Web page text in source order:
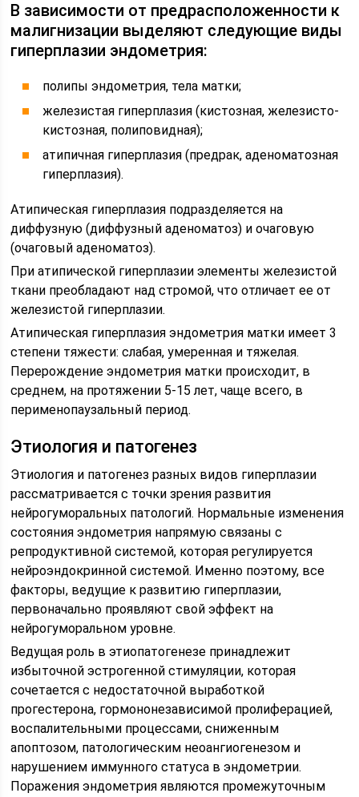
В зависимости от предрасположенности к
малигнизации выделяют следующие виды
гиперплазии эндометрия:
полипы эндометрия, тела матки;
железистая гиперплазия (кистозная, железисто-
кистозная, полиповидная);
атипичная гиперплазия (предрак, аденоматозная
гиперплазия).
Атипическая гиперплазия подразделяется на
диффузную (диффузный аденоматоз) и очаговую
(очаговый аденоматоз).
При атипической гиперплазии элементы железистой
ткани преобладают над стромой, что отличает ее от
железистой гиперплазии.
Атипическая гиперплазия эндометрия матки имеет 3
степени тяжести: слабая, умеренная и тяжелая.
Перерождение эндометрия матки происходит, в
среднем, на протяжении 5-15 лет, чаще всего, в
перименопаузальный период.
Этиология и патогенез
Этиология и патогенез разных видов гиперплазии
рассматривается с точки зрения развития
нейрогуморальных патологий. Нормальные изменения
состояния эндометрия напрямую связаны с
репродуктивной системой, которая регулируется
нейроэндокринной системой. Именно поэтому, все
факторы, ведущие к развитию гиперплазии,
первоначально проявляют свой эффект на
нейрогуморальном уровне.
Ведущая роль в этиопатогенезе принадлежит
избыточной эстрогенной стимуляции, которая
сочетается с недостаточной выработкой
прогестерона, гормононезависимой пролиферацией,
воспалительными процессами, сниженным
апоптозом, патологическим неоангиогенезом и
нарушением иммунного статуса в эндометрии.
Поражения эндометрия являются промежуточным